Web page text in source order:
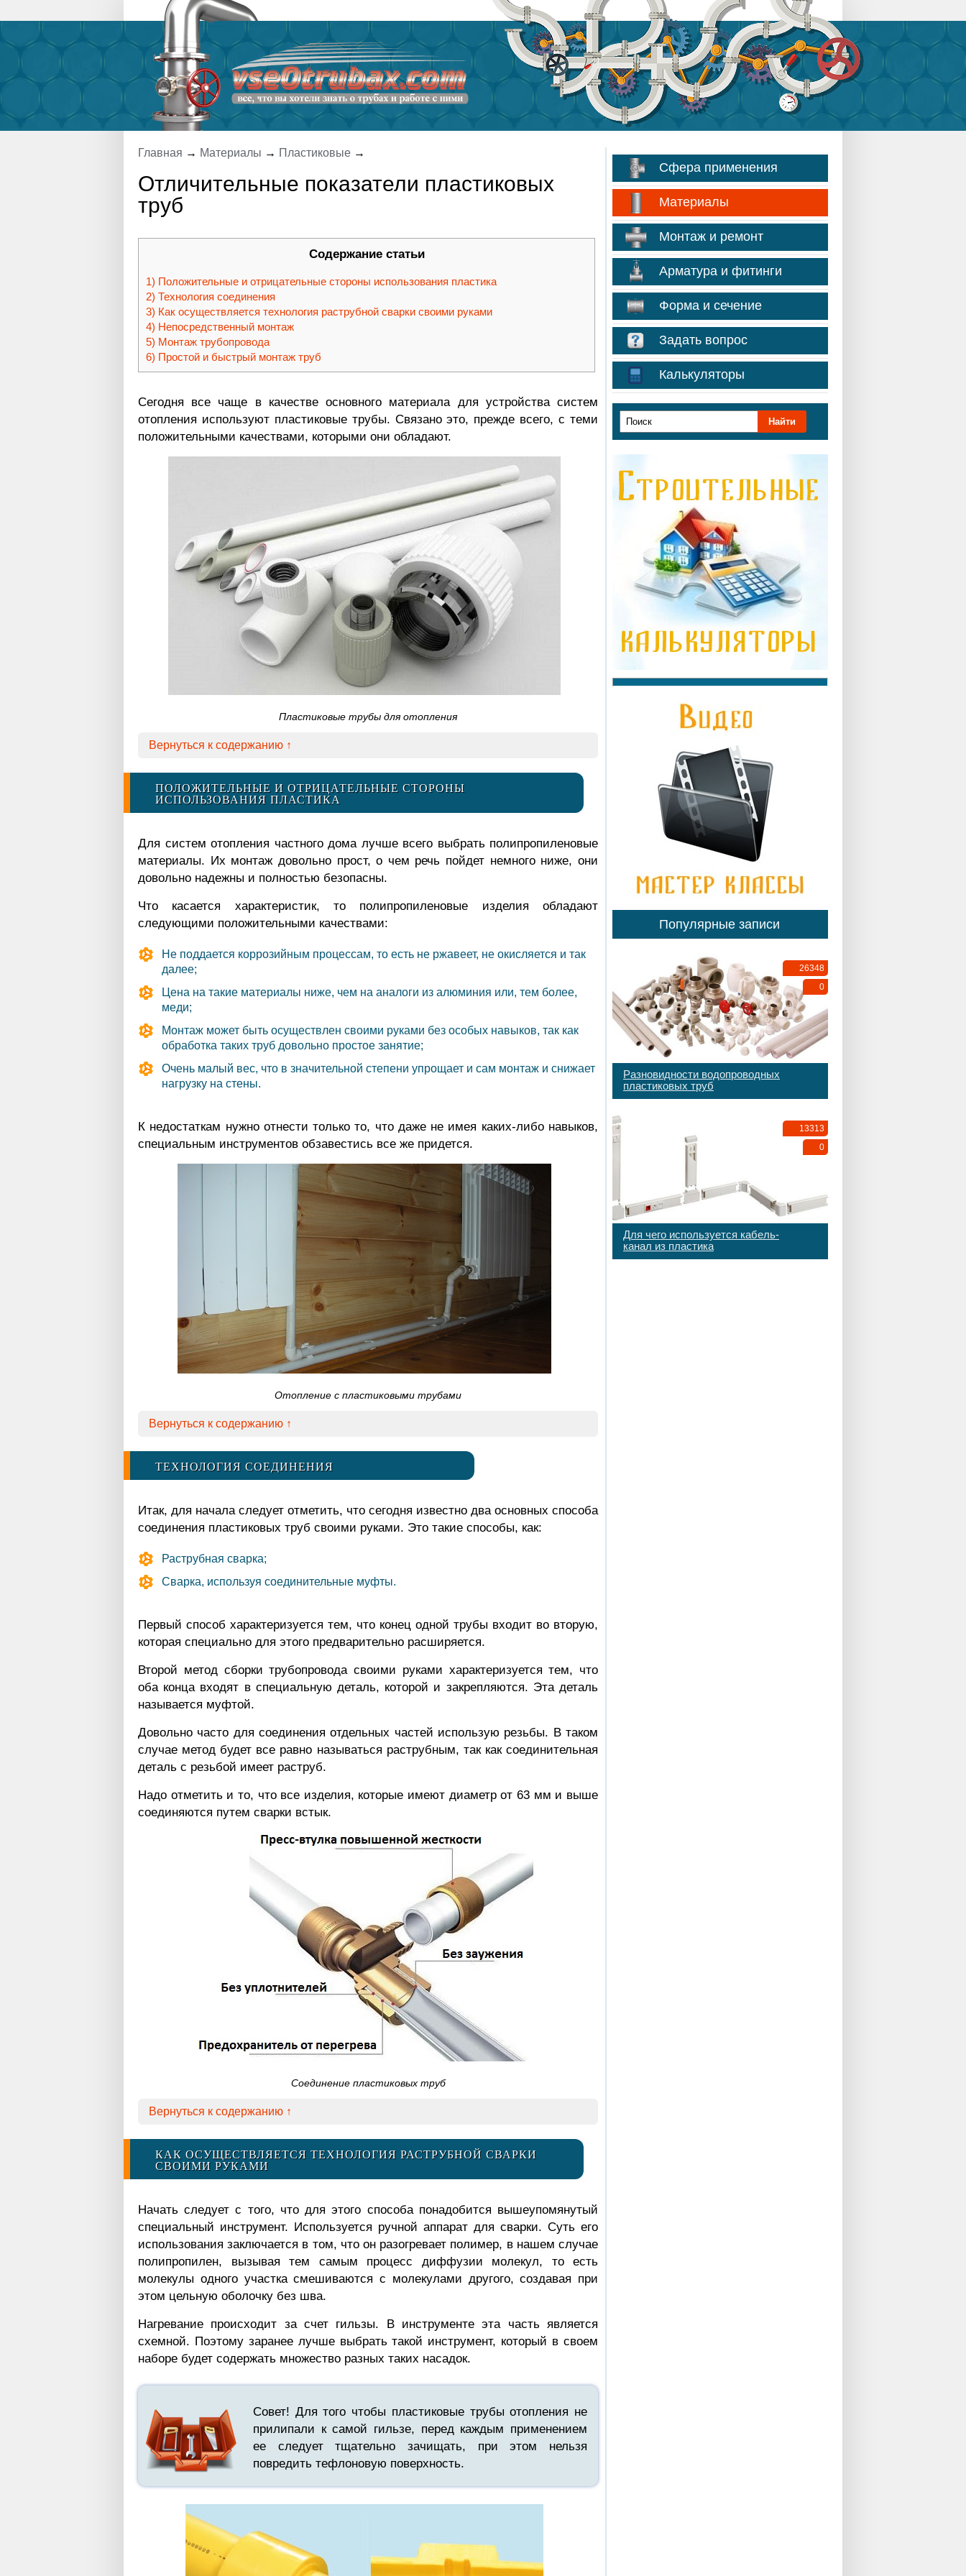
Главная → Материалы → Пластиковые →
Отличительные показатели пластиковых
труб
Содержание статьи
Положительные и отрицательные стороны использования пластика
Технология соединения
Как осуществляется технология раструбной сварки своими руками
Непосредственный монтаж
Монтаж трубопровода
Простой и быстрый монтаж труб
Сегодня все чаще в качестве основного материала для устройства систем
отопления используют пластиковые трубы. Связано это, прежде всего, с теми
положительными качествами, которыми они обладают.
Пластиковые трубы для отопления
Вернуться к содержанию ↑
ПОЛОЖИТЕЛЬНЫЕ И ОТРИЦАТЕЛЬНЫЕ СТОРОНЫ
ИСПОЛЬЗОВАНИЯ ПЛАСТИКА
Для систем отопления частного дома лучше всего выбрать полипропиленовые
материалы. Их монтаж довольно прост, о чем речь пойдет немного ниже, они
довольно надежны и полностью безопасны.
Что касается характеристик, то полипропиленовые изделия обладают
следующими положительными качествами:
Не поддается коррозийным процессам, то есть не ржавеет, не окисляется и так
далее;
Цена на такие материалы ниже, чем на аналоги из алюминия или, тем более,
меди;
Монтаж может быть осуществлен своими руками без особых навыков, так как
обработка таких труб довольно простое занятие;
Очень малый вес, что в значительной степени упрощает и сам монтаж и снижает
нагрузку на стены.
К недостаткам нужно отнести только то, что даже не имея каких-либо навыков,
специальным инструментов обзавестись все же придется.
Отопление с пластиковыми трубами
Вернуться к содержанию ↑
ТЕХНОЛОГИЯ СОЕДИНЕНИЯ
Итак, для начала следует отметить, что сегодня известно два основных способа
соединения пластиковых труб своими руками. Это такие способы, как:
Раструбная сварка;
Сварка, используя соединительные муфты.
Первый способ характеризуется тем, что конец одной трубы входит во вторую,
которая специально для этого предварительно расширяется.
Второй метод сборки трубопровода своими руками характеризуется тем, что
оба конца входят в специальную деталь, которой и закрепляются. Эта деталь
называется муфтой.
Довольно часто для соединения отдельных частей использую резьбы. В таком
случае метод будет все равно называться раструбным, так как соединительная
деталь с резьбой имеет раструб.
Надо отметить и то, что все изделия, которые имеют диаметр от 63 мм и выше
соединяются путем сварки встык.
Соединение пластиковых труб
Вернуться к содержанию ↑
КАК ОСУЩЕСТВЛЯЕТСЯ ТЕХНОЛОГИЯ РАСТРУБНОЙ СВАРКИ
СВОИМИ РУКАМИ
Начать следует с того, что для этого способа понадобится вышеупомянутый
специальный инструмент. Используется ручной аппарат для сварки. Суть его
использования заключается в том, что он разогревает полимер, в нашем случае
полипропилен, вызывая тем самым процесс диффузии молекул, то есть
молекулы одного участка смешиваются с молекулами другого, создавая при
этом цельную оболочку без шва.
Нагревание происходит за счет гильзы. В инструменте эта часть является
схемной. Поэтому заранее лучше выбрать такой инструмент, который в своем
наборе будет содержать множество разных таких насадок.
Совет! Для того чтобы пластиковые трубы отопления не
прилипали к самой гильзе, перед каждым применением
ее следует тщательно зачищать, при этом нельзя
повредить тефлоновую поверхность.
Сфера применения
Материалы
Монтаж и ремонт
Арматура и фитинги
Форма и сечение
Задать вопрос
Калькуляторы
Популярные записи
26348
0
Разновидности водопроводных
пластиковых труб
13313
0
Для чего используется кабель-
канал из пластика